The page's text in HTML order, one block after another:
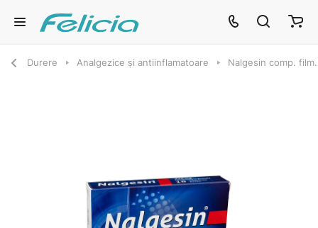
Durere Analgezice și antiinflamatoare Nalgesin comp.